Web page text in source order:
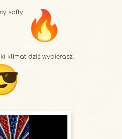
softy.
klimat dziś wybierasz.